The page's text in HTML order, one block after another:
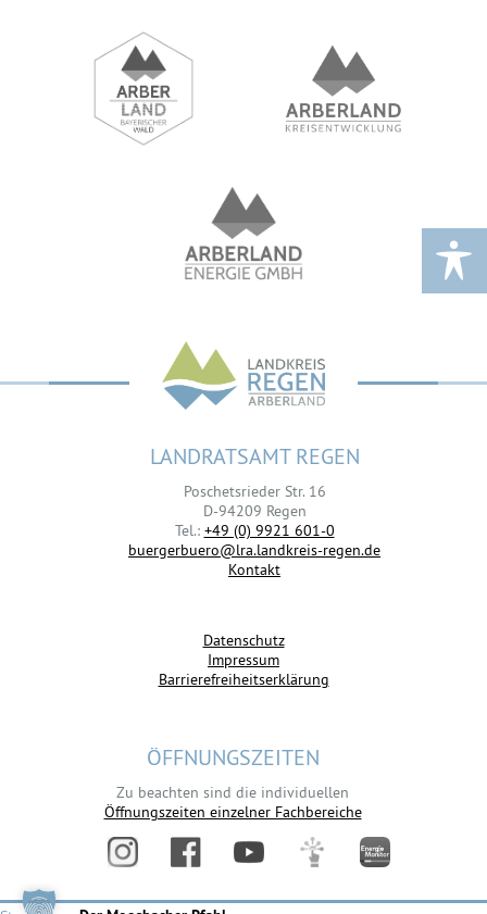
LANDRATSAMT REGEN
Poschetsrieder Str. 16
D-94209 Regen
Tel.: +49 (0) 9921 601-0
buergerbuero@lra.landkreis-regen.de
Kontakt
Datenschutz
Impressum
Barrierefreiheitserklärung
ÖFFNUNGSZEITEN
Zu beachten sind die individuellen
Öffnungszeiten einzelner Fachbereiche